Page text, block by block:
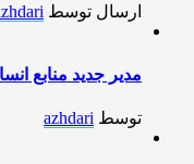
ارسال توسط
مدیر جدید منابع
توسط azhdari